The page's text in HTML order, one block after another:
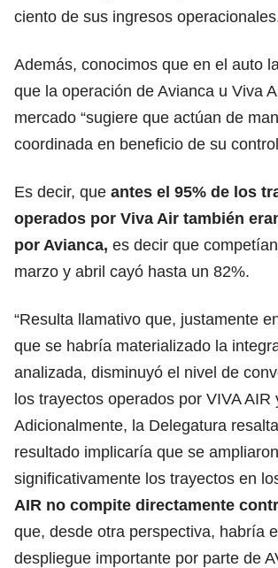
ciento de sus ingresos
Además, conocimos que en el auto
que la operación de Avianca u Viva
mercado “sugiere que actúan de
coordinada en beneficio de su
Es decir, que antes el 95% de los
operados por Viva Air también
por Avianca, es decir que
marzo y abril cayó hasta un 82%.
“Resulta llamativo que, justamente
que se habría materializado la
analizada, disminuyó el nivel de
los trayectos operados por VIVA AIR
Adicionalmente, la Delegatura
resultado implicaría que se ampliaron
significativamente los trayectos en
AIR no compite directamente
que, desde otra perspectiva, habría
despliegue importante por parte de